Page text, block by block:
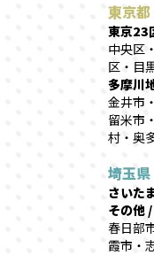
東京都
東京23
中央区
区・目
多摩川
金井市
留米市
村・奥
埼玉県
さいた
その他 /
春日部
霞市・